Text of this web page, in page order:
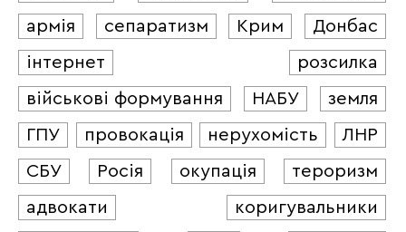
армія
сепаратизм Крим
Донбас
інтернет
розсилка
військові формування
НАБУ
земля
ГПУ
провокація нерухомість
ЛНР
СБУ
Росія окупація
тероризм
адвокати
коригувальники